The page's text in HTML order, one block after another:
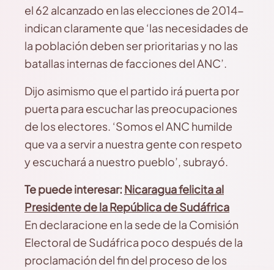
el 62 alcanzado en las elecciones de 2014-
indican claramente que ‘las necesidades de
la población deben ser prioritarias y no las
batallas internas de facciones del ANC’.
Dijo asimismo que el partido irá puerta por
puerta para escuchar las preocupaciones
de los electores. ‘Somos el ANC humilde
que va a servir a nuestra gente con respeto
y escuchará a nuestro pueblo’, subrayó.
Te puede interesar: Nicaragua felicita al
Presidente de la República de Sudáfrica
En declaracione en la sede de la Comisión
Electoral de Sudáfrica poco después de la
proclamación del fin del proceso de los